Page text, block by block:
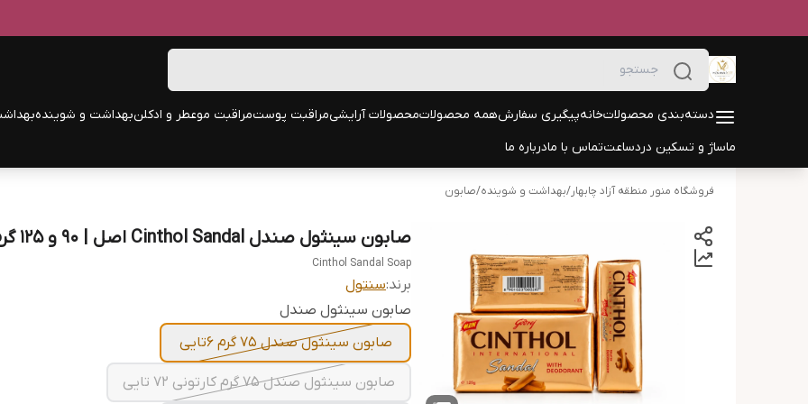
دسته‌بندی محصولاتخانهپیگیری سفارشهمه محصولاتمحصولات آرایشیمراقبت پوستمراقبت موعطر و ادکلنبهداشت و شوینده
ماساژ و تسکین دردساعتتماس با مادرباره ما
فروشگاه منور منطقه آزاد چابهار/بهداشت و شوینده/صابون
صابون سینثول صندل Cinthol Sandal اصل | ۹۰ و ۱۲۵ گرم
Cinthol Sandal Soap
برند:سنتول
صابون سینثول صندل
صابون سینثول صندل ۷۵ گرم ۶تایی
صابون سینثول صندل ۷۵ گرم کارتونی ۷۲ تایی